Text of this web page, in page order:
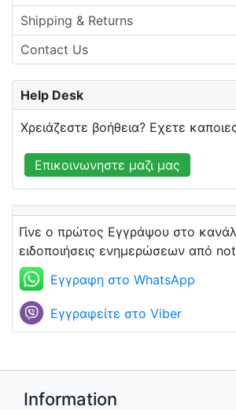
Shipping & Returns
Contact Us
Help Desk
Χρειάζεστε βοήθεια? Εχετε
Επικοινωνηστε μαζι μας
Γίνε ο πρώτος Εγγράψου στο
ειδοποιήσεις ενημερώσεων από
Εγγραφη στο WhatsApp
Εγγραφείτε στο Viber
Information